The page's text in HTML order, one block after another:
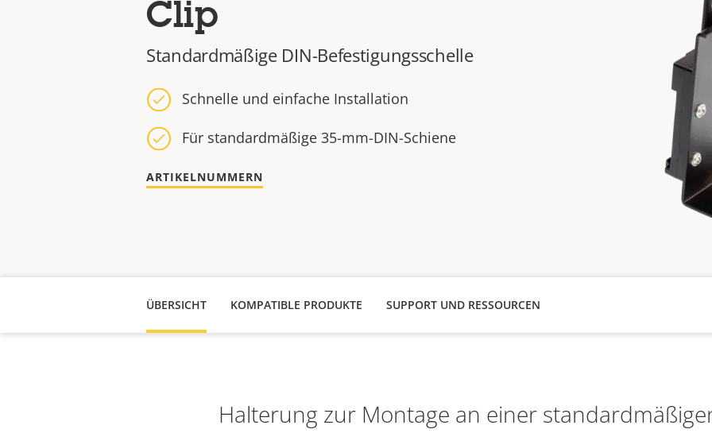
Clip
Standardmäßige DIN-Befestigungsschelle
Schnelle und einfache Installation
Für standardmäßige 35-mm-DIN-Schiene
ARTIKELNUMMERN
ÜBERSICHT KOMPATIBLE PRODUKTE SUPPORT UND RESSOURCEN
Halterung zur Montage an einer